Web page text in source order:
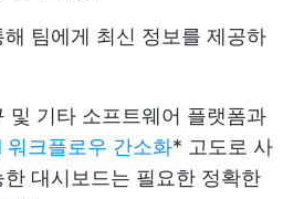
팀에게 최신 정보를 제공하
및 기타 소프트웨어 플랫폼과
워크플로우 간소화* 고도로 사
대시보드는 필요한 정확한